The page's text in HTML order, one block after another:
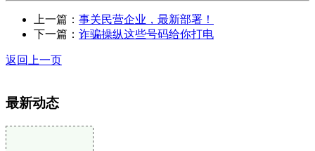
上一篇： 事关民营企业，最新部署！
下一篇： 诈骗操纵这些号码给你打电
返回上一页
最新动态